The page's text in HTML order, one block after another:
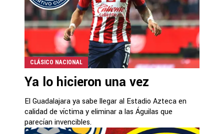
CLÁSICO NACIONAL
Ya lo hicieron una vez
El Guadalajara ya sabe llegar al Estadio Azteca en
calidad de víctima y eliminar a las Águilas que
parecían invencibles.